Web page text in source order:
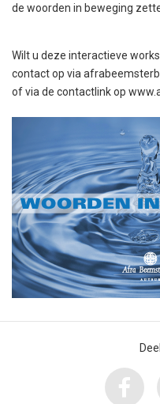
de woorden in beweging
Wilt u deze interactieve
contact op via
of via de contactlink op